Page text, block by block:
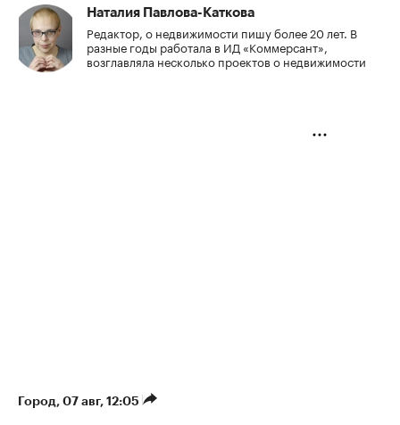
Наталия Павлова-Каткова
Редактор, о недвижимости пишу более 20 лет. В
разные годы работала в ИД «Коммерсант»,
возглавляла несколько проектов о недвижимости
Город⁠, 07 авг, 12:05